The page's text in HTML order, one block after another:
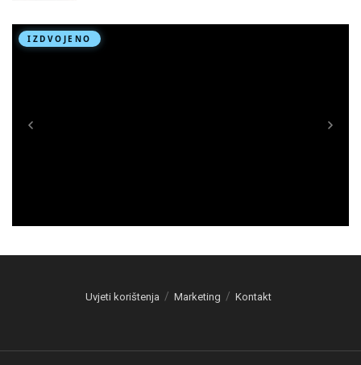
Uvjeti korištenja Marketing Kontakt